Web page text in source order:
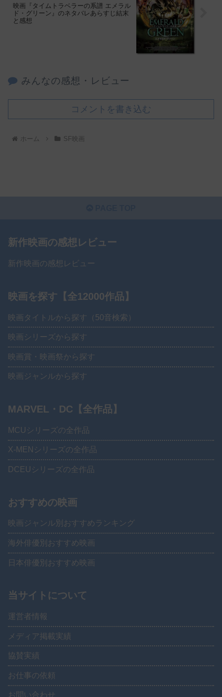
映画『タイムトラベラーの系譜 エメラル
ド・グリーン』のネタバレあらすじ結末
と感想
みんなの感想・レビュー
コメントを書き込む
ホーム SF映画
新作映画の感想レビュー
新作映画の感想レビュー
映画を探す【全12000作品】
映画タイトルから探す（50音検索）
映画シリーズから探す
映画賞・映画祭から探す
映画ジャンルから探す
MARVEL・DC【全作品】
MCUシリーズの全作品
X-MENシリーズの全作品
DCEUシリーズの全作品
おすすめの映画
映画ジャンル別おすすめランキング
海外俳優別おすすめ映画
日本俳優別おすすめ映画
当サイトについて
運営者情報
メディア掲載実績
協賛実績
お仕事の依頼
お問い合わせ